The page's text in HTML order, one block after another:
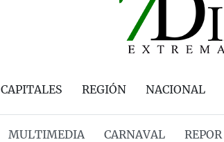
CAPITALES REGIÓN NACIONAL
MULTIMEDIA CARNAVAL REPOR